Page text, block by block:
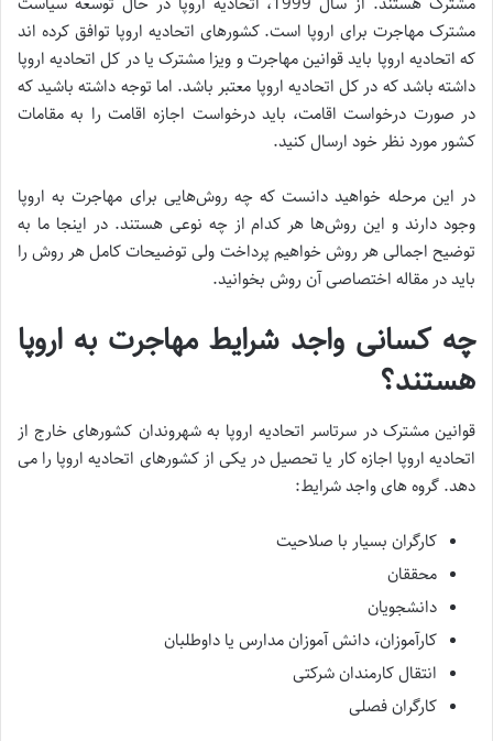
مشترک مهاجرت برای اروپا است. کشورهای اتحادیه اروپا توافق کرده اند
که اتحادیه اروپا باید قوانین مهاجرت و ویزا مشترک یا در کل اتحادیه اروپا
داشته باشد که در کل اتحادیه اروپا معتبر باشد. اما توجه داشته باشید که
در صورت درخواست اقامت، باید درخواست اجازه اقامت را به مقامات
کشور مورد نظر خود ارسال کنید.
در این مرحله خواهید دانست که چه روش‌هایی برای مهاجرت به اروپا
وجود دارند و این روش‌ها هر کدام از چه نوعی هستند. در اینجا ما به
توضیح اجمالی هر روش خواهیم پرداخت ولی توضیحات کامل هر روش را
باید در مقاله اختصاصی آن روش بخوانید.
چه کسانی واجد شرایط مهاجرت به اروپا
هستند؟
قوانین مشترک در سرتاسر اتحادیه اروپا به شهروندان کشورهای خارج از
اتحادیه اروپا اجازه کار یا تحصیل در یکی از کشورهای اتحادیه اروپا را می
دهد. گروه های واجد شرایط:
کارگران بسیار با صلاحیت
محققان
دانشجویان
کارآموزان، دانش آموزان مدارس یا داوطلبان
انتقال کارمندان شرکتی
کارگران فصلی